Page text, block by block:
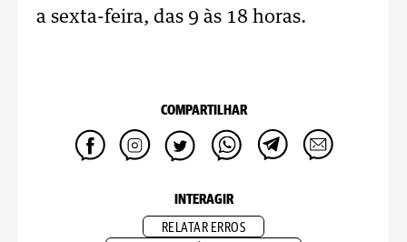
a sexta-feira, das 9 às 18 horas.
COMPARTILHAR
INTERAGIR
RELATAR ERROS